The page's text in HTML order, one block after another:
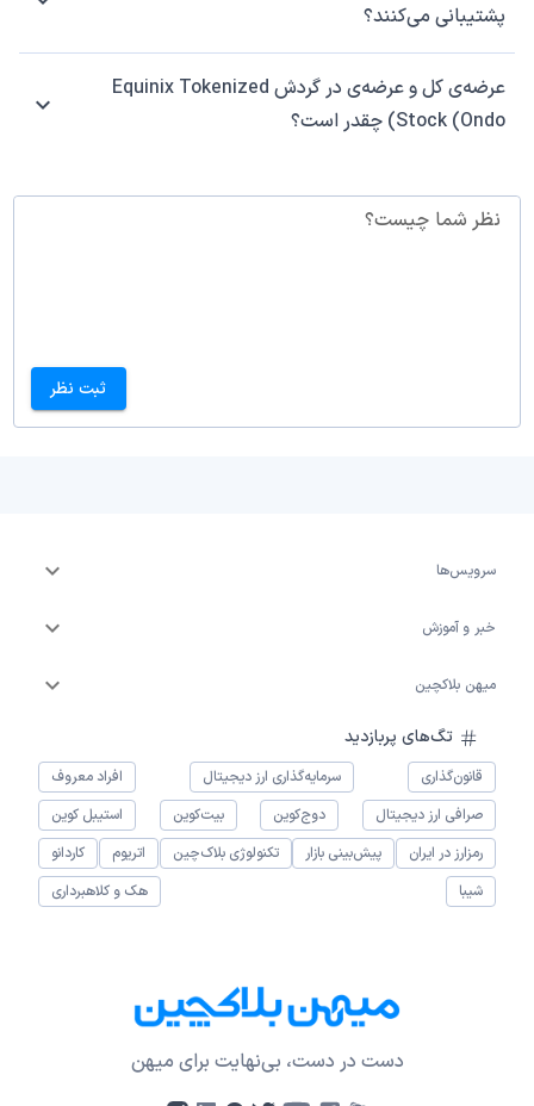
پشتیبانی می‌کنند؟
عرضه‌ی کل و عرضه‌ی در گردش Equinix Tokenized
Stock (Ondo) چقدر است؟
نظر شما چیست؟
ثبت نظر
سرویس‌ها
خبر و آموزش
میهن بلاکچین
تگ‌های پربازدید
قانون‌گذاری سرمایه‌گذاری ارز دیجیتال
افراد معروف
صرافی ارز دیجیتال
دوج‌کوین بیت‌کوین
استیبل کوین
رمزارز در ایران
پیش‌بینی بازار تکنولوژی بلاک‌چین اتریوم
کاردانو
شیبا
هک و کلاهبرداری
دست در دست، بی‌نهایت برای میهن